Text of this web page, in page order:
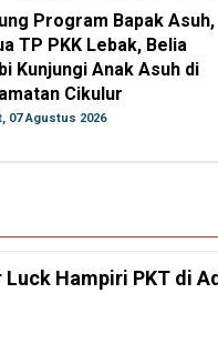
Program Bapak Asuh,
TP PKK Lebak, Belia
Kunjungi Anak Asuh di
Cikulur
07 Agustus 2026
Hampiri PKT di